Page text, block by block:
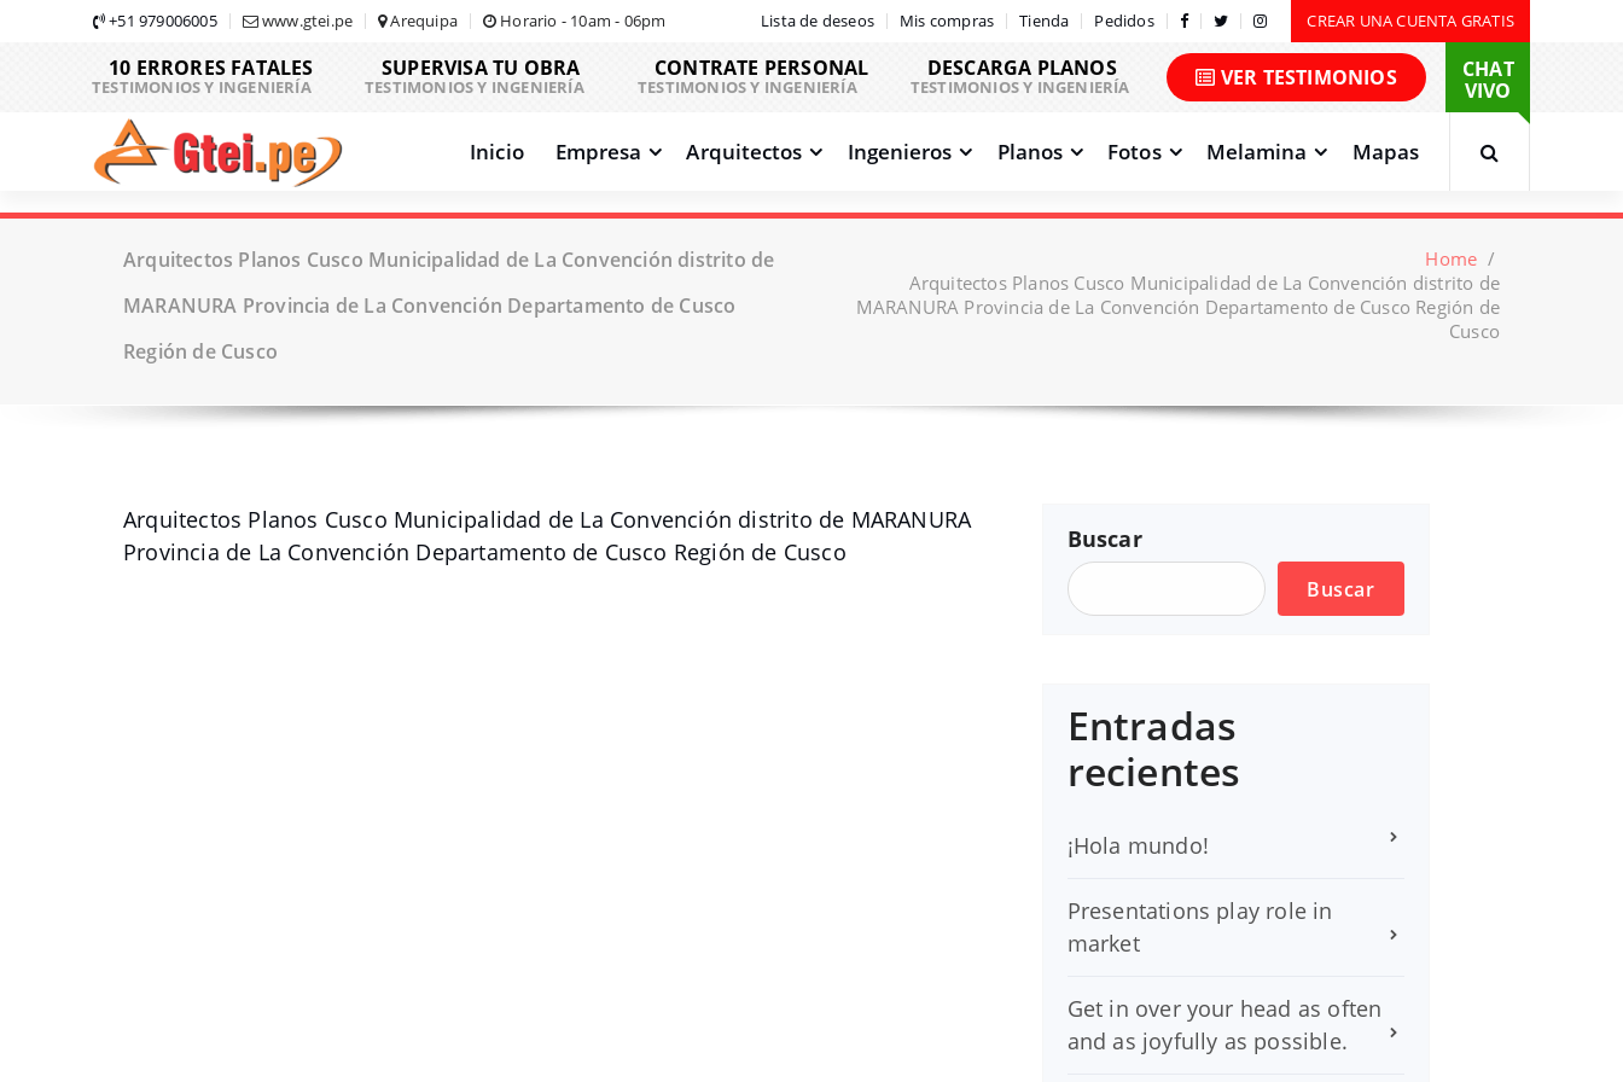
+51 979006005 www.gtei.pe Arequipa Horario - 10am - 06pm Lista de deseos Mis compras Tienda Pedidos CREAR UNA CUENTA GRATIS
10 ERRORES FATALES
TESTIMONIOS Y INGENIERÍA
SUPERVISA TU OBRA
TESTIMONIOS Y INGENIERÍA
CONTRATE PERSONAL
TESTIMONIOS Y INGENIERÍA
DESCARGA PLANOS
TESTIMONIOS Y INGENIERÍA VER TESTIMONIOS
CHAT
VIVO
Inicio Empresa Arquitectos Ingenieros Planos Fotos Melamina Mapas
Arquitectos Planos Cusco Municipalidad de La Convención distrito de
MARANURA Provincia de La Convención Departamento de Cusco
Región de Cusco
Home /
Arquitectos Planos Cusco Municipalidad de La Convención distrito de
MARANURA Provincia de La Convención Departamento de Cusco Región de
Cusco
Arquitectos Planos Cusco Municipalidad de La Convención distrito de MARANURA
Provincia de La Convención Departamento de Cusco Región de Cusco
Buscar
Buscar
Entradas
recientes
¡Hola mundo!
Presentations play role in
market
Get in over your head as often
and as joyfully as possible.